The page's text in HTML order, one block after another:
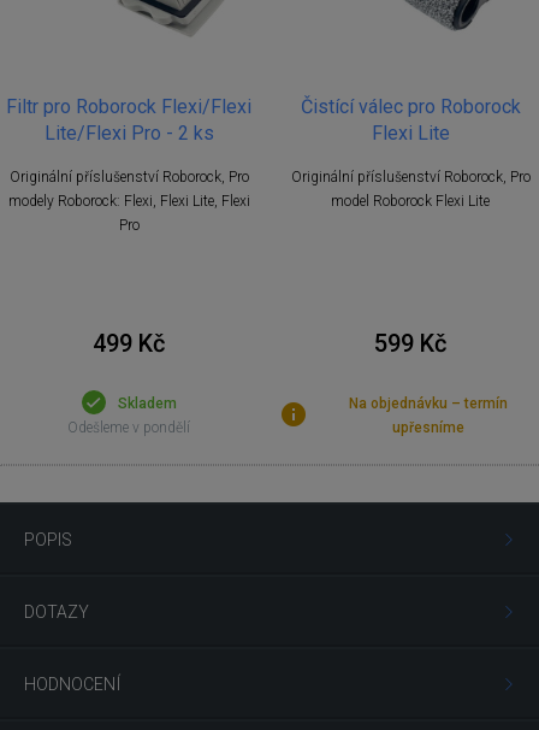
Filtr pro Roborock Flexi/Flexi
Lite/Flexi Pro - 2 ks
Originální příslušenství Roborock, Pro
modely Roborock: Flexi, Flexi Lite, Flexi
Pro
499 Kč
Skladem
Odešleme v pondělí
Čistící válec pro Roborock
Flexi Lite
Originální příslušenství Roborock, Pro
model Roborock Flexi Lite
599 Kč
Na objednávku – termín
upřesníme
POPIS
DOTAZY
HODNOCENÍ